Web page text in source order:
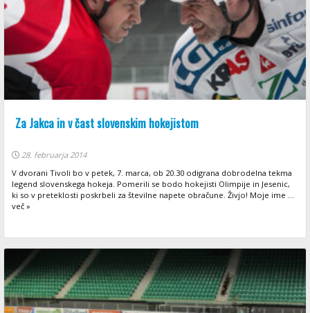
Za Jakca in v čast slovenskim hokejistom
28. februarja 2014
V dvorani Tivoli bo v petek, 7. marca, ob 20.30 odigrana dobrodelna tekma
legend slovenskega hokeja. Pomerili se bodo hokejisti Olimpije in Jesenic,
ki so v preteklosti poskrbeli za številne napete obračune. Živjo! Moje ime ...
več »